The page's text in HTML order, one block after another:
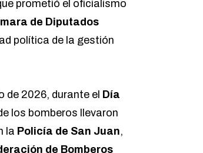
prometió el oficialismo
de Diputados
política de la gestión
de 2026, durante el Día
los bomberos llevaron
la Policía de San Juan,
de Bomberos